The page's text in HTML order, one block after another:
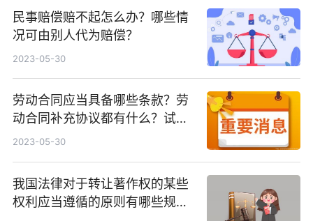
民事赔偿赔不起怎么办？哪些情
况可由别人代为赔偿？
2023-05-30
劳动合同应当具备哪些条款？劳
动合同补充协议都有什么？试用
期是否可以被辞退呢？
2023-05-30
我国法律对于转让著作权的某些
权利应当遵循的原则有哪些规